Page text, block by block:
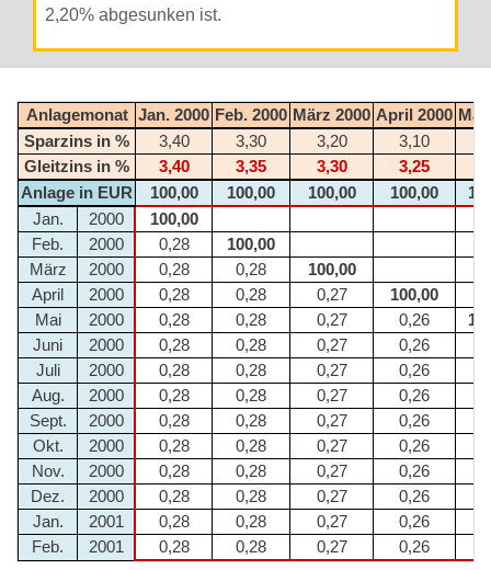
2,20% abgesunken ist.
Anlagemonat Jan. 2000 Feb. 2000 März 2000 April 2000 Mai
Sparzins in %
3,40 3,30 3,20 3,10
Gleitzins in %
3,40 3,35 3,30 3,25
Anlage in EUR
100,00 100,00 100,00 100,00
Jan.
2000
100,00
Feb.
2000 0,28
100,00
März
2000 0,28 0,28
100,00
April
2000 0,28 0,28 0,27
100,00
Mai
2000 0,28 0,28 0,27 0,26
Juni
2000 0,28 0,28 0,27 0,26
Juli
2000 0,28 0,28 0,27 0,26
Aug.
2000 0,28 0,28 0,27 0,26
Sept.
2000 0,28 0,28 0,27 0,26
Okt.
2000 0,28 0,28 0,27 0,26
Nov.
2000 0,28 0,28 0,27 0,26
Dez.
2000 0,28 0,28 0,27 0,26
Jan.
2001 0,28 0,28 0,27 0,26
Feb.
2001 0,28 0,28 0,27 0,26